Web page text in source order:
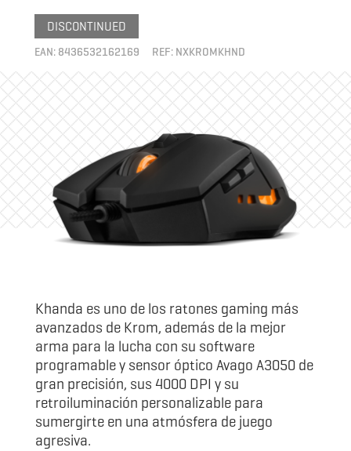
DISCONTINUED
EAN: 8436532162169 REF: NXKROMKHND
Khanda es uno de los ratones gaming más
avanzados de Krom, además de la mejor
arma para la lucha con su software
programable y sensor óptico Avago A3050 de
gran precisión, sus 4000 DPI y su
retroiluminación personalizable para
sumergirte en una atmósfera de juego
agresiva.